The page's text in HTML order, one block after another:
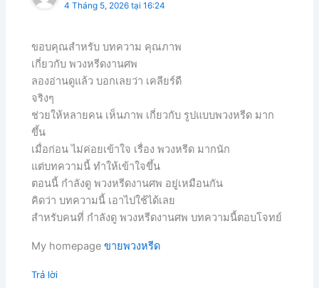
4 Tháng 5, 2026 tại 16:24
ขอบคุณสำหรับ บทความ คุณภาพ
เกี่ยวกับ พวงหรีดงานศพ
ลองอ่านดูแล้ว บอกเลยว่า เคลียร์ดี
จริงๆ
ช่วยให้หลายคน เห็นภาพ เกี่ยวกับ รูปแบบพวงหรีด มาก
ขึ้น
เมื่อก่อน ไม่ค่อยเข้าใจ เรื่อง พวงหรีด มากนัก
แต่บทความนี้ ทำให้เข้าใจขึ้น
ตอนนี้ กำลังดู พวงหรีดงานศพ อยู่เหมือนกัน
คิดว่า บทความนี้ เอาไปใช้ได้เลย
สำหรับคนที่ กำลังดู พวงหรีดงานศพ บทความนี้ตอบโจทย์
My homepageขายพวงหรีด
Trả lời